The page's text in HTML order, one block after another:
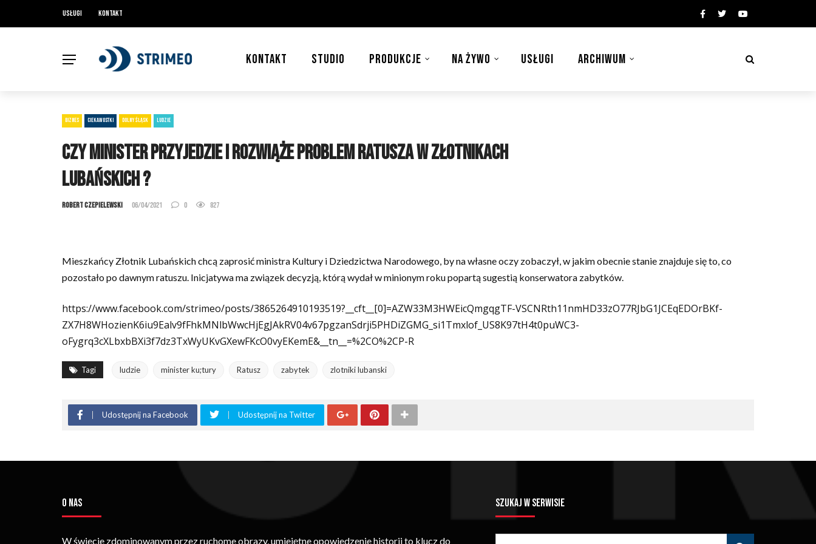
Usługi Kontakt
KONTAKT STUDIO PRODUKCJE NA ŻYWO USŁUGI ARCHIWUM
BIZNES CIEKAWOSTKI DOLNY ŚLĄSK LUDZIE
Czy minister przyjedzie i rozwiąże problem ratusza w Złotnikach
Lubańskich ?
Robert Czepielewski 06/04/2021 0 827
Mieszkańcy Złotnik Lubańskich chcą zaprosić ministra Kultury i Dziedzictwa Narodowego, by na własne oczy zobaczył, w jakim obecnie stanie znajduje się to, co
pozostało po dawnym ratuszu. Inicjatywa ma związek decyzją, którą wydał w minionym roku popartą sugestią konserwatora zabytków.
https://www.facebook.com/strimeo/posts/3865264910193519?__cft__[0]=AZW33M3HWEicQmgqgTF-VSCNRth11nmHD33zO77RJbG1JCEqEDOrBKf-
ZX7H8WHozienK6iu9Ealv9fFhkMNlbWwcHjEgJAkRV04v67pgzanSdrji5PHDiZGMG_si1Tmxlof_US8K97tH4t0puWC3-
oFygrq3cXLbxbBXi3f7dz3TxWyUKvGXewFKcO0vyEKemE&__tn__=%2CO%2CP-R
Tagi ludzie minister ku;tury Ratusz zabytek zlotniki lubanski
Udostępnij na Facebook Udostępnij na Twitter
O NAS
W świecie zdominowanym przez ruchome obrazy, umiejętne opowiedzenie historii to klucz do
SZUKAJ W SERWISIE